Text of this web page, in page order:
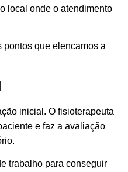
local onde o atendimento
pontos que elencamos a
inicial. O fisioterapeuta
e faz a avaliação
trabalho para conseguir